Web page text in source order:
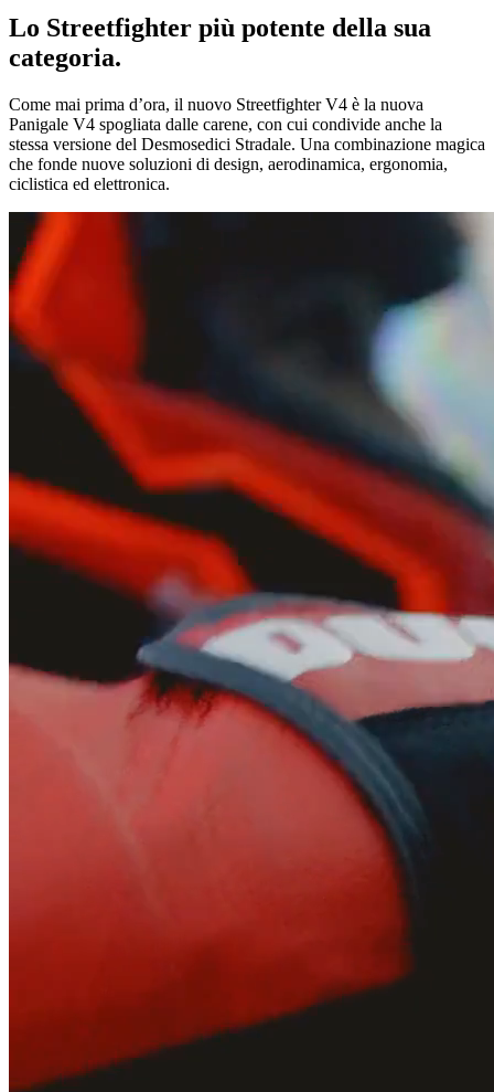
Lo Streetfighter più potente della sua
categoria.
Come mai prima d’ora, il nuovo Streetfighter V4 è la nuova
Panigale V4 spogliata dalle carene, con cui condivide anche la
stessa versione del Desmosedici Stradale. Una combinazione magica
che fonde nuove soluzioni di design, aerodinamica, ergonomia,
ciclistica ed elettronica.